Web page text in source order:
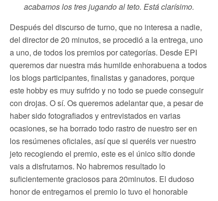
acabamos los tres jugando al teto. Está clarísimo.
Después del discurso de turno, que no interesa a nadie,
del director de 20 minutos, se procedió a la entrega, uno
a uno, de todos los premios por categorías. Desde EPI
queremos dar nuestra más humilde enhorabuena a todos
los blogs participantes, finalistas y ganadores, porque
este hobby es muy sufrido y no todo se puede conseguir
con drojas. O sí. Os queremos adelantar que, a pesar de
haber sido fotografiados y entrevistados en varias
ocasiones, se ha borrado todo rastro de nuestro ser en
los resúmenes oficiales, así que si queréis ver nuestro
jeto recogiendo el premio, este es el único sítio donde
vais a disfrutarnos. No habremos resultado lo
suficientemente graciosos para 20minutos. El dudoso
honor de entregarnos el premio lo tuvo el honorable